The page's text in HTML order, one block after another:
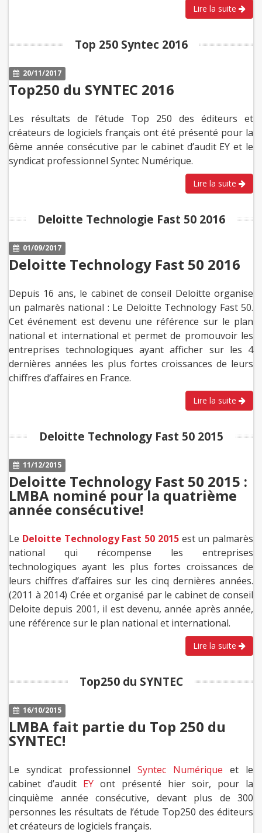
Lire la suite
Top 250 Syntec 2016
20/11/2017
Top250 du SYNTEC 2016
Les résultats de l’étude Top 250 des éditeurs et
créateurs de logiciels français ont été présenté pour la
6ème année consécutive par le cabinet d’audit EY et le
syndicat professionnel Syntec Numérique.
Lire la suite
Deloitte Technologie Fast 50 2016
01/09/2017
Deloitte Technology Fast 50 2016
Depuis 16 ans, le cabinet de conseil Deloitte organise
un palmarès national : Le Deloitte Technology Fast 50.
Cet événement est devenu une référence sur le plan
national et international et permet de promouvoir les
entreprises technologiques ayant afficher sur les 4
dernières années les plus fortes croissances de leurs
chiffres d’affaires en France.
Lire la suite
Deloitte Technology Fast 50 2015
11/12/2015
Deloitte Technology Fast 50 2015 :
LMBA nominé pour la quatrième
année consécutive!
Le Deloitte Technology Fast 50 2015est un palmarès
national qui récompense les entreprises
technologiques ayant les plus fortes croissances de
leurs chiffres d’affaires sur les cinq dernières années.
(2011 à 2014) Crée et organisé par le cabinet de conseil
Deloite depuis 2001, il est devenu, année après année,
une référence sur le plan national et international.
Lire la suite
Top250 du SYNTEC
16/10/2015
LMBA fait partie du Top 250 du
SYNTEC!
Le syndicat professionnel Syntec Numérique et le
cabinet d’audit EY ont présenté hier soir, pour la
cinquième année consécutive, devant plus de 300
personnes les résultats de l’étude Top250 des éditeurs
et créateurs de logiciels français.